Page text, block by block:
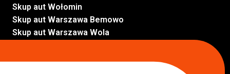
Skup aut Wołomin
Skup aut Warszawa Bemowo
Skup aut Warszawa Wola